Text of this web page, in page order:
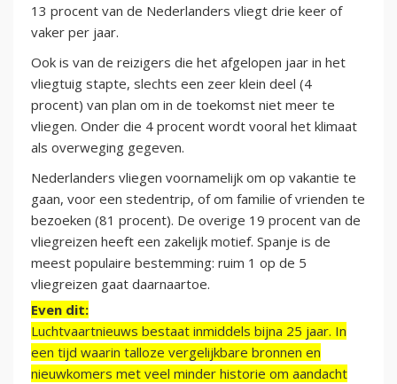
13 procent van de Nederlanders vliegt drie keer of
vaker per jaar.
Ook is van de reizigers die het afgelopen jaar in het
vliegtuig stapte, slechts een zeer klein deel (4
procent) van plan om in de toekomst niet meer te
vliegen. Onder die 4 procent wordt vooral het klimaat
als overweging gegeven.
Nederlanders vliegen voornamelijk om op vakantie te
gaan, voor een stedentrip, of om familie of vrienden te
bezoeken (81 procent). De overige 19 procent van de
vliegreizen heeft een zakelijk motief. Spanje is de
meest populaire bestemming: ruim 1 op de 5
vliegreizen gaat daarnaartoe.
Even dit:
Luchtvaartnieuws bestaat inmiddels bijna 25 jaar. In
een tijd waarin talloze vergelijkbare bronnen en
nieuwkomers met veel minder historie om aandacht